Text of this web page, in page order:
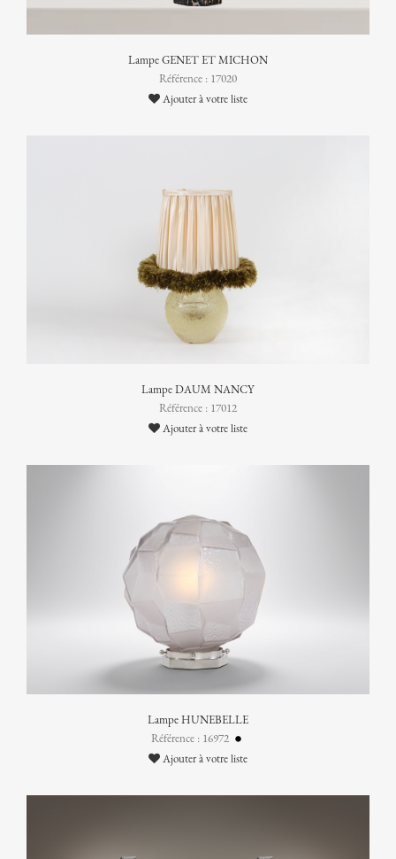
Lampe GENET ET MICHON
Référence : 17020
Ajouter à votre liste
Lampe DAUM NANCY
Référence : 17012
Ajouter à votre liste
Lampe HUNEBELLE
Référence : 16972
Ajouter à votre liste